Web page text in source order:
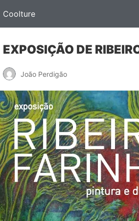
Coolture
EXPOSIÇÃO DE
João Perdigão